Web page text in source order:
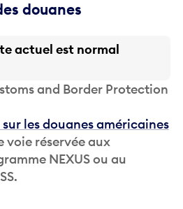
douanes
actuel est normal
and Border Protection
les douanes américaines
voie réservée aux
NEXUS ou au